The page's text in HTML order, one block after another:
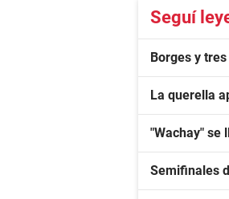
Seguí
Borges y
La querella
"Wachay" se
Semifinales